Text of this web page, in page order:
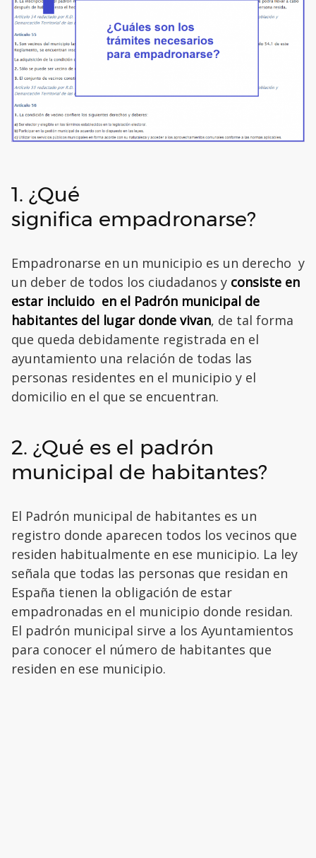
1. ¿Qué
significa empadronarse?
Empadronarse en un municipio es un derecho y
un deber de todos los ciudadanos y consiste en
estar incluido en el Padrón municipal de
habitantes del lugar donde vivan, de tal forma
que queda debidamente registrada en el
ayuntamiento una relación de todas las
personas residentes en el municipio y el
domicilio en el que se encuentran.
2. ¿Qué es el padrón
municipal de habitantes?
El Padrón municipal de habitantes es un
registro donde aparecen todos los vecinos que
residen habitualmente en ese municipio. La ley
señala que todas las personas que residan en
España tienen la obligación de estar
empadronadas en el municipio donde residan.
El padrón municipal sirve a los Ayuntamientos
para conocer el número de habitantes que
residen en ese municipio.